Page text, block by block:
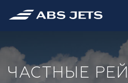
ЧАСТНЫЕ